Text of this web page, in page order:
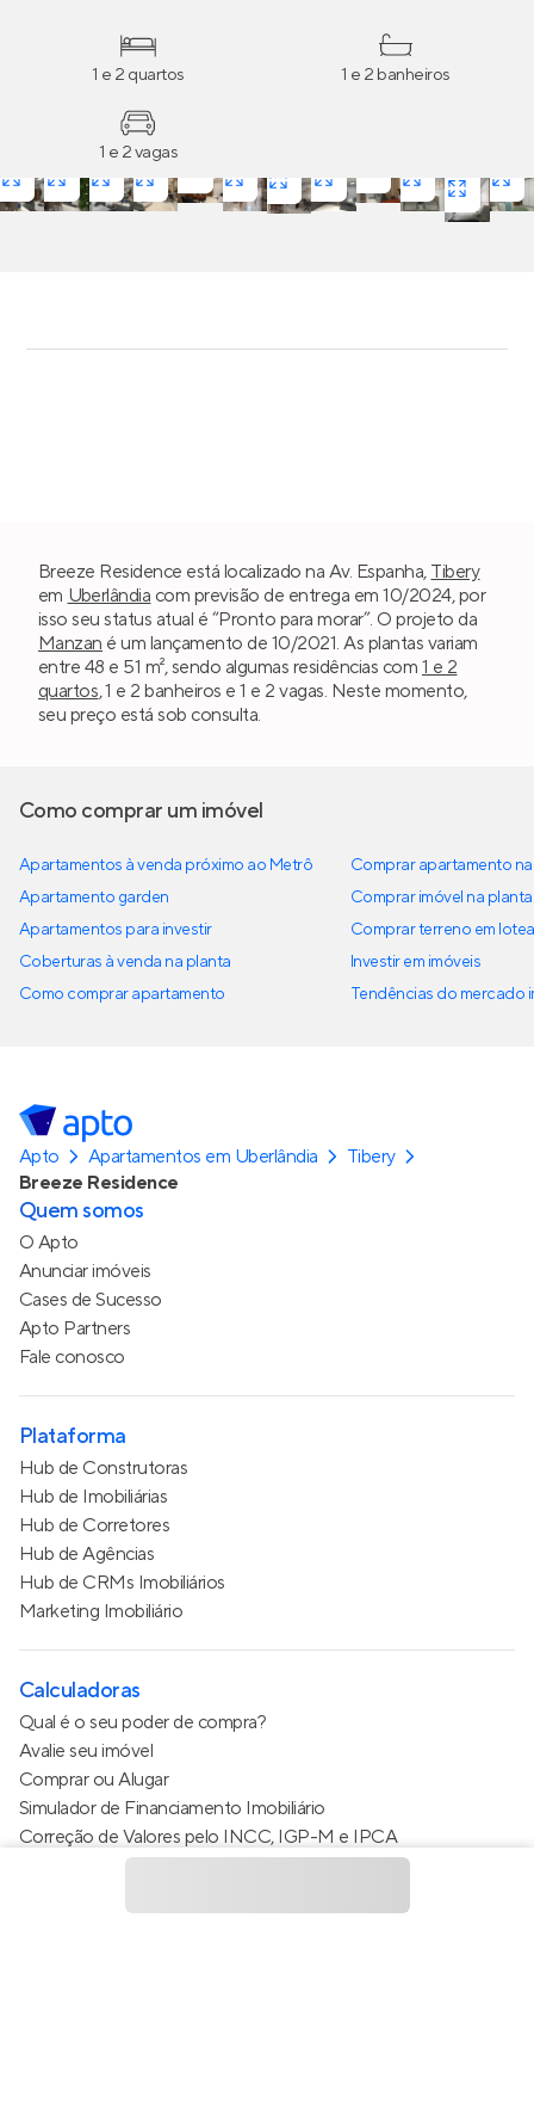
1 e 2 quartos 1 e 2 banheiros
1 e 2 vagas
Breeze Residence está localizado na Av. Espanha, Tibery
em Uberlândia com previsão de entrega em 10/2024, por
isso seu status atual é “Pronto para morar”. O projeto da
Manzan é um lançamento de 10/2021. As plantas variam
entre 48 e 51 m², sendo algumas residências com 1 e 2
quartos, 1 e 2 banheiros e 1 e 2 vagas. Neste momento,
seu preço está sob consulta.
Como comprar um imóvel
Apartamentos à venda próximo ao Metrô
Apartamento garden
Apartamentos para investir
Coberturas à venda na planta
Como comprar apartamento
Comprar apartamento
Comprar imóvel na planta
Comprar terreno em
Investir em imóveis
Tendências do mercado
Apto Apartamentos em Uberlândia
Tibery
Breeze Residence
Quem somos
O Apto
Anunciar imóveis
Cases de Sucesso
Apto Partners
Fale conosco
Plataforma
Hub de Construtoras
Hub de Imobiliárias
Hub de Corretores
Hub de Agências
Hub de CRMs Imobiliários
Marketing Imobiliário
Calculadoras
Qual é o seu poder de compra?
Avalie seu imóvel
Comprar ou Alugar
Simulador de Financiamento Imobiliário
Correção de Valores pelo INCC, IGP-M e IPCA
Estimativa de valor do condomínio